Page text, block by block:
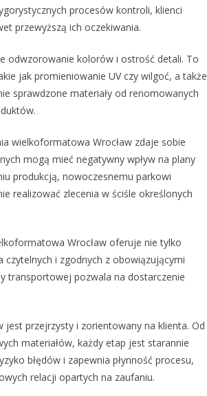
procesów kontroli, klienci
przewyższą ich oczekiwania.
odwzorowanie kolorów i ostrość detali. To
jak promieniowanie UV czy wilgoć, a także
sprawdzone materiały od renomowanych
wielkoformatowa Wrocław zdaje sobie
mogą mieć negatywny wpływ na plany
produkcją, nowoczesnemu parkowi
realizować zlecenia w ściśle określonych
Wrocław oferuje nie tylko
i zgodnych z obowiązującymi
transportowej pozwala na dostarczenie
przejrzysty i zorientowany na klienta. Od
materiałów, każdy etap jest starannie
błędów i zapewnia płynność procesu,
relacji opartych na zaufaniu.